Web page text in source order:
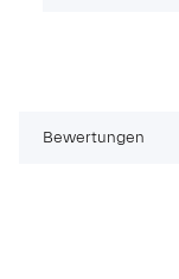
Bewertungen